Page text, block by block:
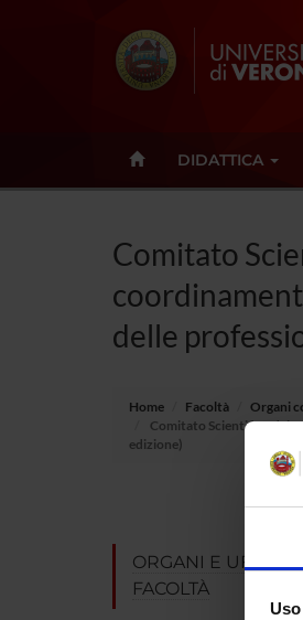
DIDATTICA
Comitato
delle
Home Facoltà
Organi
Comitato Scientifico del
edizione)
ORGANI E UFFICI
FACOLTÀ